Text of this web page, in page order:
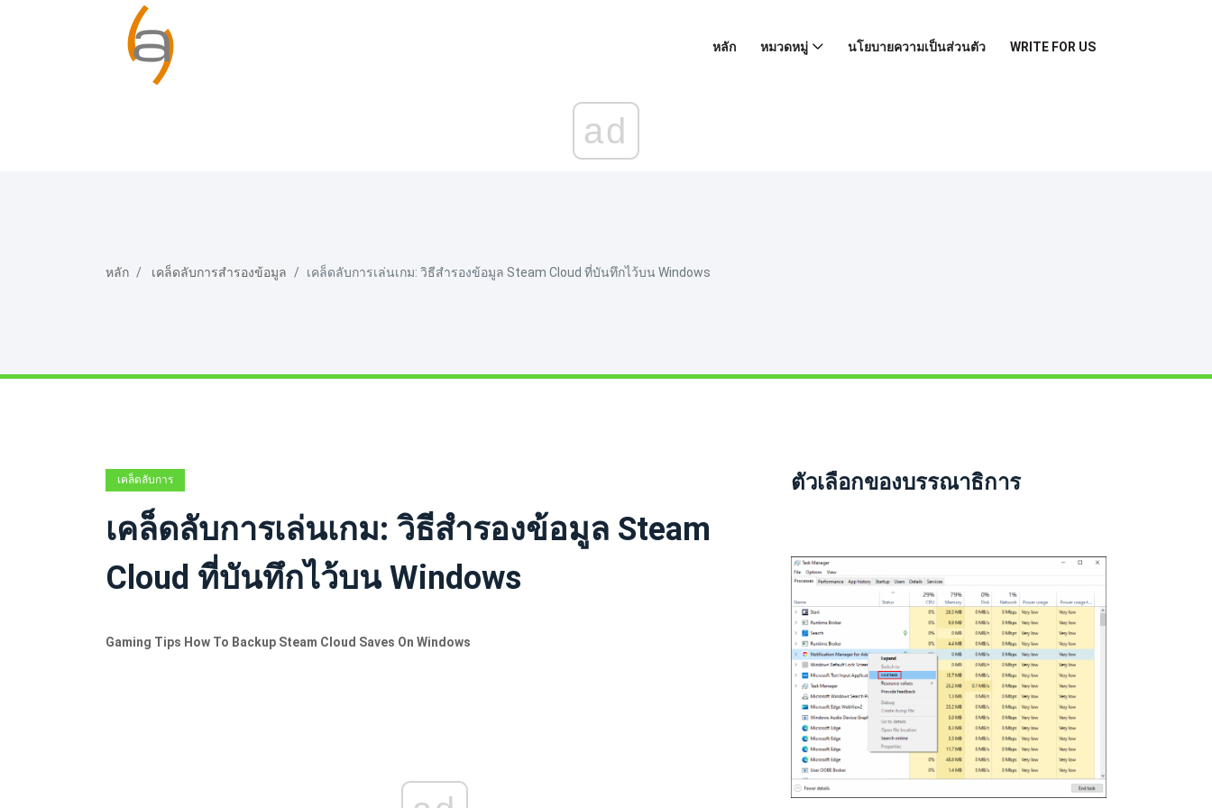
หลัก หมวดหมู่ นโยบายความเป็นส่วนตัว WRITE FOR US
ad
หลัก เคล็ดลับการสำรองข้อมูล เคล็ดลับการเล่นเกม: วิธีสำรองข้อมูล Steam Cloud ที่บันทึกไว้บน Windows
เคล็ดลับการ
เคล็ดลับการเล่นเกม: วิธีสำรองข้อมูล Steam
Cloud ที่บันทึกไว้บน Windows
Gaming Tips How To Backup Steam Cloud Saves On Windows
ตัวเลือกของบรรณาธิการ